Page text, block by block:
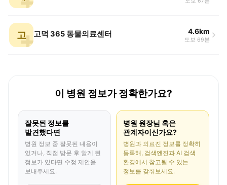
고 고덕 365 동물의료센터 4.6km
도보 69분
이 병원 정보가 정확한가요?
잘못된 정보를
발견했다면
병원 정보 중 잘못된 내용이
있거나, 직접 방문 후 알게 된
정보가 있다면 수정 제안을
보내주세요.
병원 원장님 혹은
관계자이신가요?
병원과 의료진 정보를 정확히
등록해, 검색엔진과 AI 검색
환경에서 참고될 수 있는
정보를 갖춰보세요.